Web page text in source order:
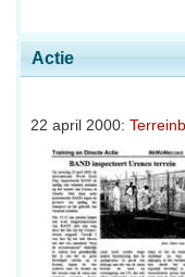
Actie
22 april 2000: